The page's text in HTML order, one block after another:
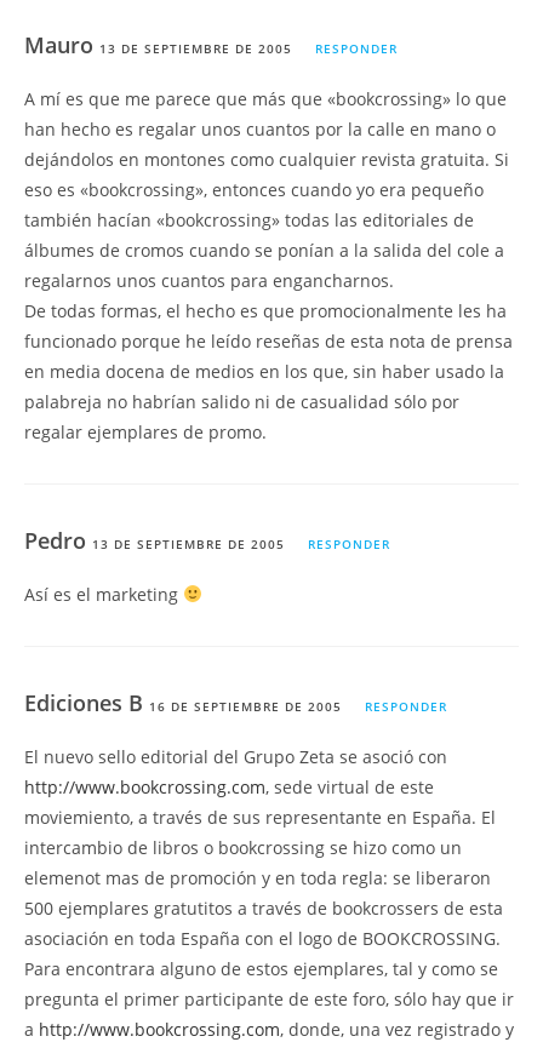
Mauro 13 DE SEPTIEMBRE DE 2005 RESPONDER
A mí es que me parece que más que «bookcrossing» lo que
han hecho es regalar unos cuantos por la calle en mano o
dejándolos en montones como cualquier revista gratuita. Si
eso es «bookcrossing», entonces cuando yo era pequeño
también hacían «bookcrossing» todas las editoriales de
álbumes de cromos cuando se ponían a la salida del cole a
regalarnos unos cuantos para engancharnos.
De todas formas, el hecho es que promocionalmente les ha
funcionado porque he leído reseñas de esta nota de prensa
en media docena de medios en los que, sin haber usado la
palabreja no habrían salido ni de casualidad sólo por
regalar ejemplares de promo.
Pedro 13 DE SEPTIEMBRE DE 2005 RESPONDER
Así es el marketing
Ediciones B 16 DE SEPTIEMBRE DE 2005 RESPONDER
El nuevo sello editorial del Grupo Zeta se asoció con
http://www.bookcrossing.com, sede virtual de este
moviemiento, a través de sus representante en España. El
intercambio de libros o bookcrossing se hizo como un
elemenot mas de promoción y en toda regla: se liberaron
500 ejemplares gratutitos a través de bookcrossers de esta
asociación en toda España con el logo de BOOKCROSSING.
Para encontrara alguno de estos ejemplares, tal y como se
pregunta el primer participante de este foro, sólo hay que ir
a http://www.bookcrossing.com, donde, una vez registrado y